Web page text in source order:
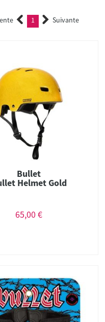
1 (current)Suivante
Bullet
Helmet Gold
65,00 €